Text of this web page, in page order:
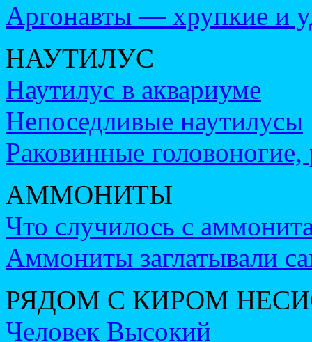
Аргонавты — хрупкие и
НАУТИЛУС
Наутилус в аквариуме
Непоседливые наутилусы
Раковинные
АММОНИТЫ
Что случилось с
Аммониты заглатывали
РЯДОМ С КИРОМ
Человек Высокий